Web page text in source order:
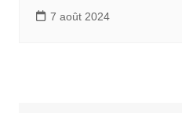
7 août 2024